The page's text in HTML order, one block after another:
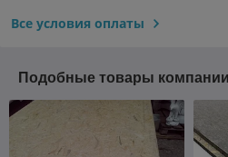
Все условия оплаты
Подобные товары компании